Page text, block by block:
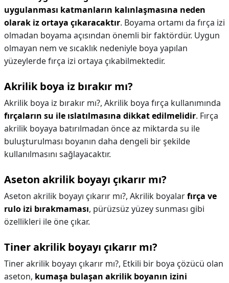
uygulanması katmanların kalınlaşmasına neden
olarak iz ortaya çıkaracaktır. Boyama ortamı da fırça izi
olmadan boyama açısından önemli bir faktördür. Uygun
olmayan nem ve sıcaklık nedeniyle boya yapılan
yüzeylerde fırça izi ortaya çıkabilmektedir.
Akrilik boya iz bırakır mı?
Akrilik boya iz bırakır mı?, Akrilik boya fırça kullanımında
fırçaların su ile ıslatılmasına dikkat edilmelidir. Fırça
akrilik boyaya batırılmadan önce az miktarda su ile
buluşturulması boyanın daha dengeli bir şekilde
kullanılmasını sağlayacaktır.
Aseton akrilik boyayı çıkarır mı?
Aseton akrilik boyayı çıkarır mı?, Akrilik boyalarfırça ve
rulo izi bırakmaması, pürüzsüz yüzey sunması gibi
özellikleri ile öne çıkar.
Tiner akrilik boyayı çıkarır mı?
Tiner akrilik boyayı çıkarır mı?, Etkili bir boya çözücü olan
aseton, kumaşa bulaşan akrilik boyanın izini